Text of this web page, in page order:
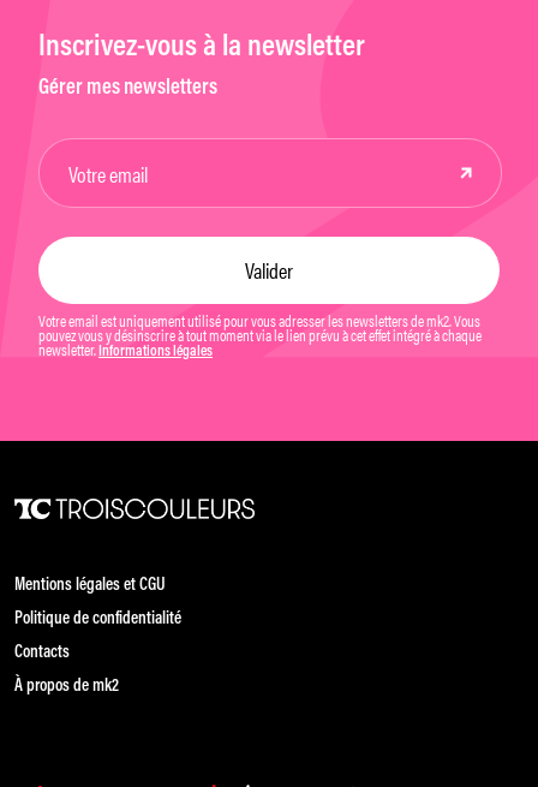
Inscrivez-vous à la newsletter
Gérer mes newsletters
Votre email est uniquement utilisé pour vous adresser les newsletters de mk2. Vous
pouvez vous y désinscrire à tout moment via le lien prévu à cet effet intégré à chaque
newsletter. Informations légales
Mentions légales et CGU
Politique de confidentialité
Contacts
À propos de mk2